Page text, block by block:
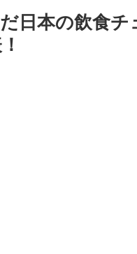
日本の飲食